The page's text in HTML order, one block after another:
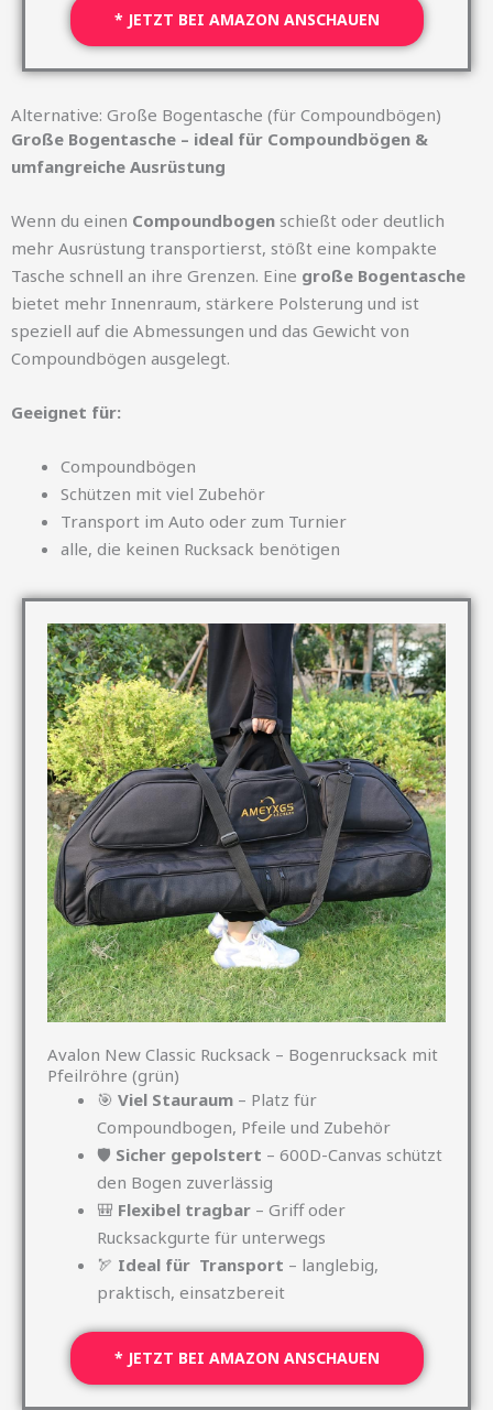
* JETZT BEI AMAZON ANSCHAUEN
Alternative: Große Bogentasche (für Compoundbögen)
Große Bogentasche – ideal für Compoundbögen &
umfangreiche Ausrüstung
Wenn du einen Compoundbogen schießt oder deutlich
mehr Ausrüstung transportierst, stößt eine kompakte
Tasche schnell an ihre Grenzen. Eine große Bogentasche
bietet mehr Innenraum, stärkere Polsterung und ist
speziell auf die Abmessungen und das Gewicht von
Compoundbögen ausgelegt.
Geeignet für:
Compoundbögen
Schützen mit viel Zubehör
Transport im Auto oder zum Turnier
alle, die keinen Rucksack benötigen
Avalon New Classic Rucksack – Bogenrucksack mit
Pfeilröhre (grün)
🎯 Viel Stauraum – Platz für
Compoundbogen, Pfeile und Zubehör
🛡 Sicher gepolstert – 600D-Canvas schützt
den Bogen zuverlässig
🎒 Flexibel tragbar – Griff oder
Rucksackgurte für unterwegs
🏹 Ideal für Transport – langlebig,
praktisch, einsatzbereit
* JETZT BEI AMAZON ANSCHAUEN